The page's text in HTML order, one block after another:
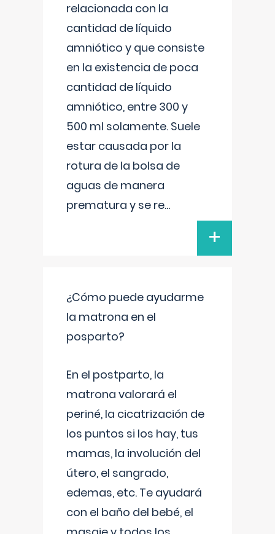
relacionada con la
cantidad de líquido
amniótico y que consiste
en la existencia de poca
cantidad de líquido
amniótico, entre 300 y
500 ml solamente. Suele
estar causada por la
rotura de la bolsa de
aguas de manera
prematura y se re...
+
¿Cómo puede ayudarme
la matrona en el
posparto?
En el postparto, la
matrona valorará el
periné, la cicatrización de
los puntos si los hay, tus
mamas, la involución del
útero, el sangrado,
edemas, etc. Te ayudará
con el baño del bebé, el